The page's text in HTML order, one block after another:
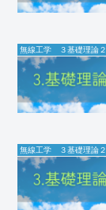
無線工学 ３基礎理論２
無線工学 ３基礎理論２